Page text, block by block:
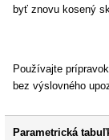
byť znovu kosený
Používajte
bez výslovného
Parametrická